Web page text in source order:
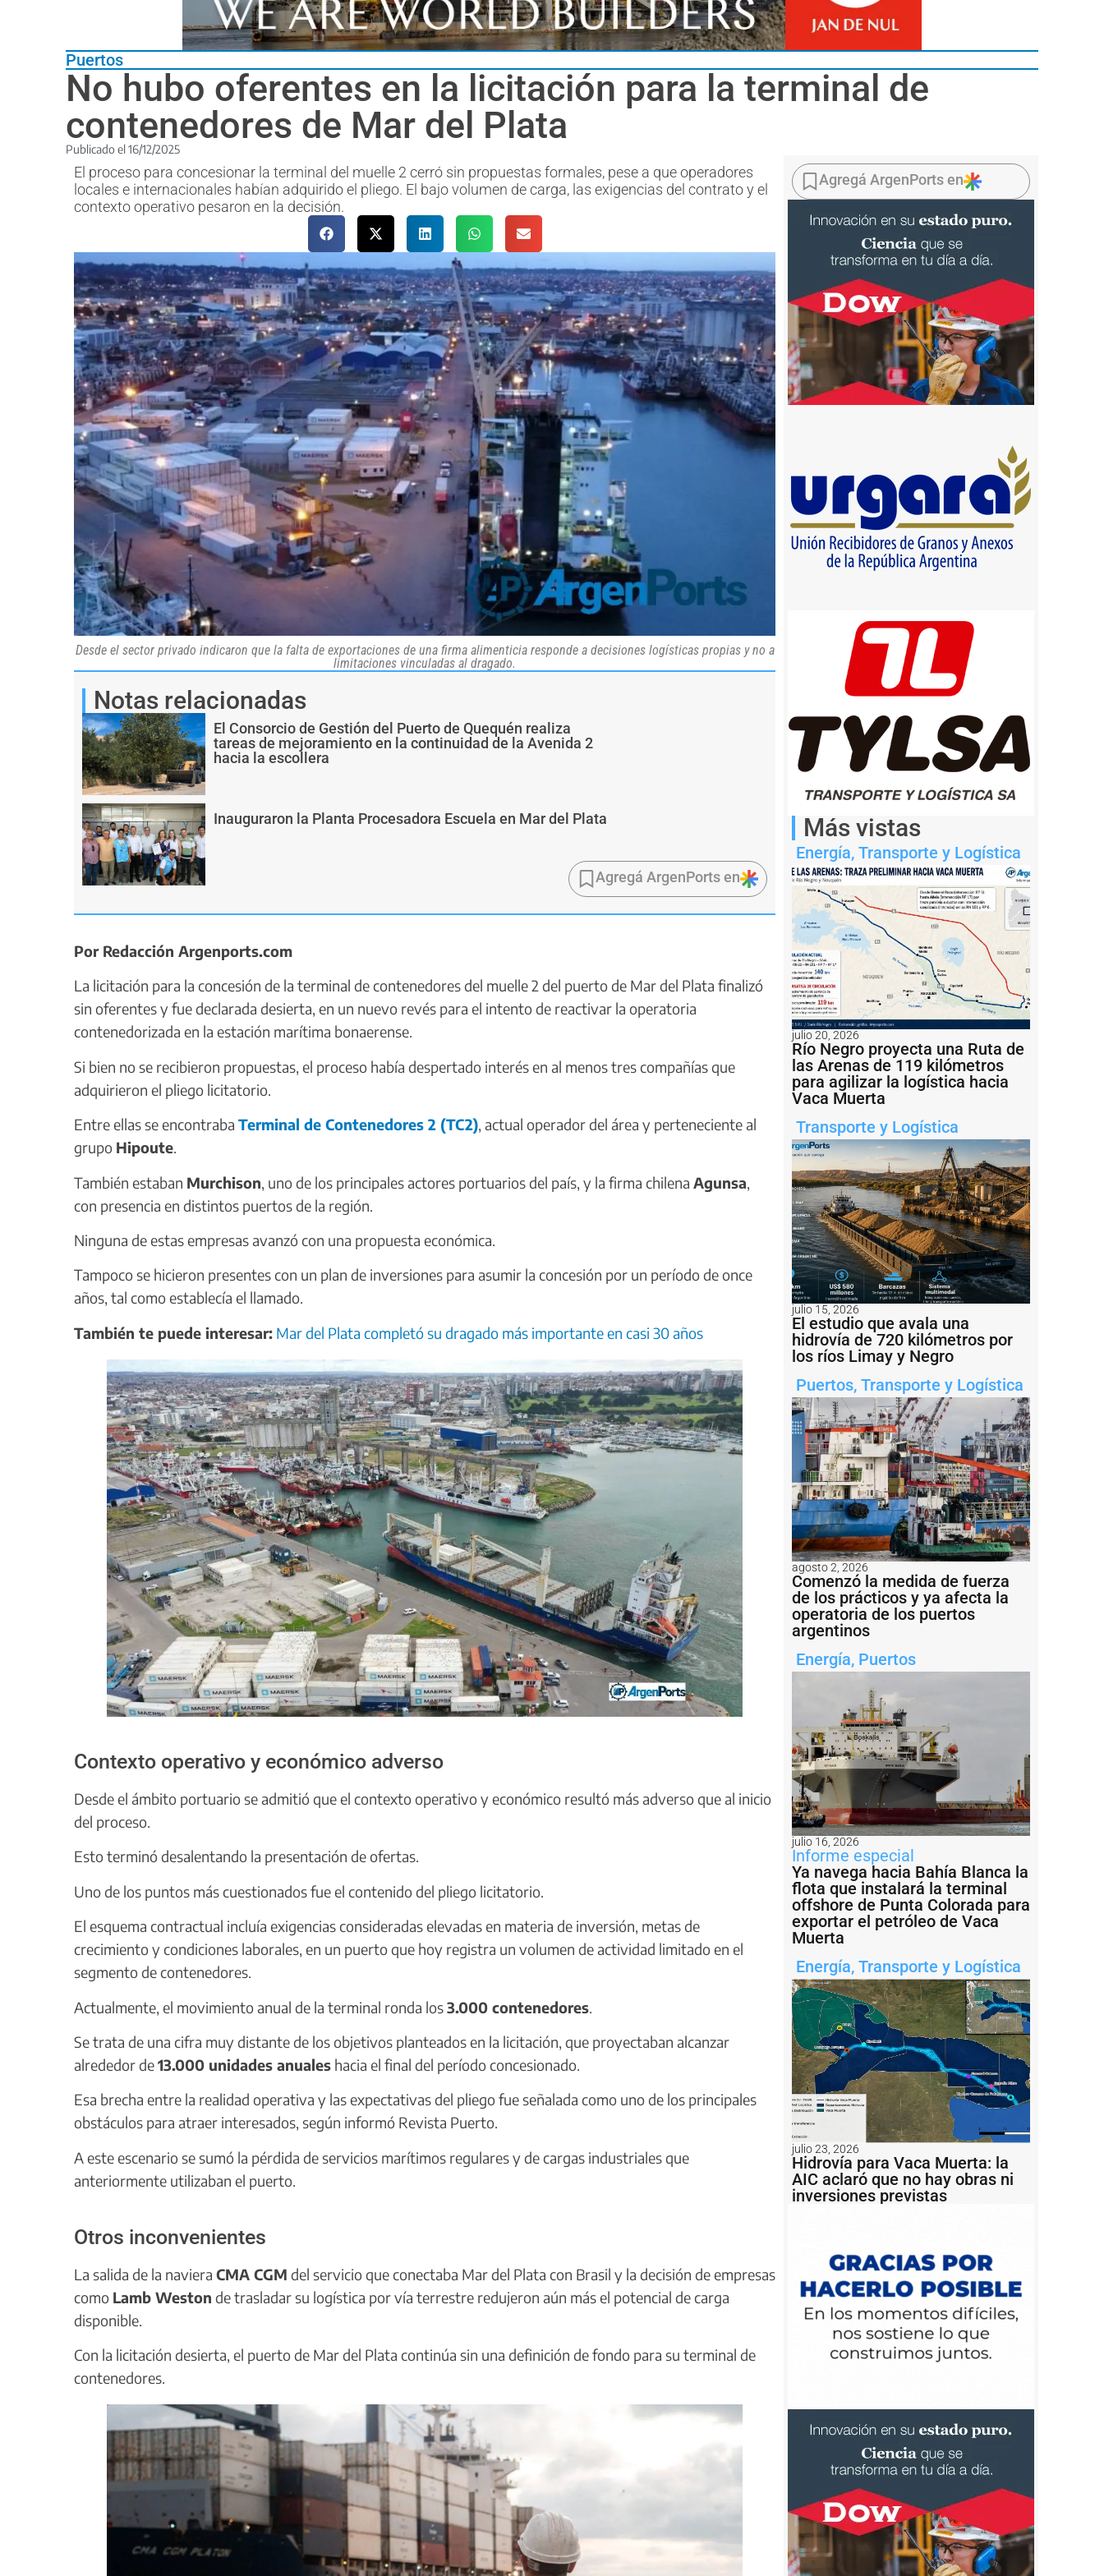
Puertos
No hubo oferentes en la licitación para la terminal de
contenedores de Mar del Plata
Publicado el 16/12/2025
El proceso para concesionar la terminal del muelle 2 cerró sin propuestas formales, pese a que operadores
locales e internacionales habían adquirido el pliego. El bajo volumen de carga, las exigencias del contrato y el
contexto operativo pesaron en la decisión.
Desde el sector privado indicaron que la falta de exportaciones de una firma alimenticia responde a decisiones logísticas propias y no a
limitaciones vinculadas al dragado.
Notas relacionadas
El Consorcio de Gestión del Puerto de Quequén realiza
tareas de mejoramiento en la continuidad de la Avenida 2
hacia la escollera
Inauguraron la Planta Procesadora Escuela en Mar del Plata
Agregá ArgenPorts en
Por Redacción Argenports.com
La licitación para la concesión de la terminal de contenedores del muelle 2 del puerto de Mar del Plata finalizó
sin oferentes y fue declarada desierta, en un nuevo revés para el intento de reactivar la operatoria
contenedorizada en la estación marítima bonaerense.
Si bien no se recibieron propuestas, el proceso había despertado interés en al menos tres compañías que
adquirieron el pliego licitatorio.
Entre ellas se encontraba Terminal de Contenedores 2 (TC2), actual operador del área y perteneciente al
grupo Hipoute.
También estaban Murchison , uno de los principales actores portuarios del país, y la firma chilena Agunsa
con presencia en distintos puertos de la región.
Ninguna de estas empresas avanzó con una propuesta económica.
Tampoco se hicieron presentes con un plan de inversiones para asumir la concesión por un período de once
años, tal como establecía el llamado.
También te puede interesar: Mar del Plata completó su dragado más importante en casi 30 años
Contexto operativo y económico adverso
Desde el ámbito portuario se admitió que el contexto operativo y económico resultó más adverso que al inicio
del proceso.
Esto terminó desalentando la presentación de ofertas.
Uno de los puntos más cuestionados fue el contenido del pliego licitatorio.
El esquema contractual incluía exigencias consideradas elevadas en materia de inversión, metas de
crecimiento y condiciones laborales, en un puerto que hoy registra un volumen de actividad limitado en el
segmento de contenedores.
Actualmente, el movimiento anual de la terminal ronda los3.000 contenedores.
Se trata de una cifra muy distante de los objetivos planteados en la licitación, que proyectaban alcanzar
alrededor de13.000 unidades anuales hacia el final del período concesionado.
Esa brecha entre la realidad operativa y las expectativas del pliego fue señalada como uno de los principales
obstáculos para atraer interesados, según informó Revista Puerto.
A este escenario se sumó la pérdida de servicios marítimos regulares y de cargas industriales que
anteriormente utilizaban el puerto.
Otros inconvenientes
La salida de la naviera CMA CGM del servicio que conectaba Mar del Plata con Brasil y la decisión de empresas
como Lamb Weston de trasladar su logística por vía terrestre redujeron aún más el potencial de carga
disponible.
Con la licitación desierta, el puerto de Mar del Plata continúa sin una definición de fondo para su terminal de
contenedores.
Agregá ArgenPorts en
Más vistas
Energía, Transporte y Logística
julio 20, 2026
Río Negro proyecta una Ruta de
las Arenas de 119 kilómetros
para agilizar la logística hacia
Vaca Muerta
Transporte y Logística
julio 15, 2026
El estudio que avala una
hidrovía de 720 kilómetros por
los ríos Limay y Negro
Puertos, Transporte y Logística
agosto 2, 2026
Comenzó la medida de fuerza
de los prácticos y ya afecta la
operatoria de los puertos
argentinos
Energía, Puertos
julio 16, 2026
Informe especial
Ya navega hacia Bahía Blanca la
flota que instalará la terminal
offshore de Punta Colorada para
exportar el petróleo de Vaca
Muerta
Energía, Transporte y Logística
julio 23, 2026
Hidrovía para Vaca Muerta: la
AIC aclaró que no hay obras ni
inversiones previstas